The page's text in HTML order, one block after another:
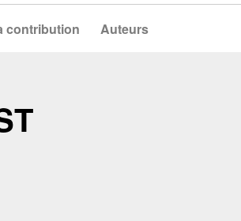
contribution Auteurs